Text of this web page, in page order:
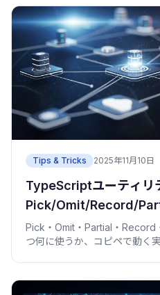
Tips & Tricks 2025年11月10日
TypeScriptユーティリ
Pick/Omit/Record/
Pick・Omit・Partial・
つ何に使うか、コピペで動く